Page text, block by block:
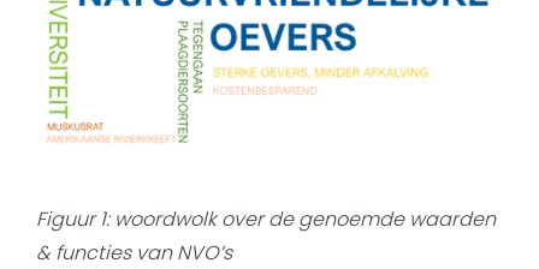
Figuur 1: woordwolk over de genoemde waarden
& functies van NVO’s